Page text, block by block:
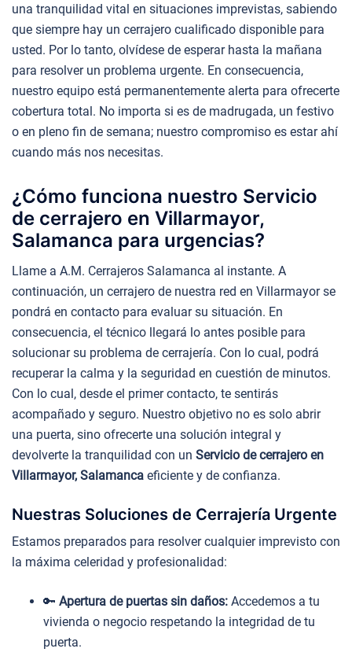
una tranquilidad vital en situaciones imprevistas, sabiendo
que siempre hay un cerrajero cualificado disponible para
usted. Por lo tanto, olvídese de esperar hasta la mañana
para resolver un problema urgente. En consecuencia,
nuestro equipo está permanentemente alerta para ofrecerte
cobertura total. No importa si es de madrugada, un festivo
o en pleno fin de semana; nuestro compromiso es estar ahí
cuando más nos necesitas.
¿Cómo funciona nuestro Servicio
de cerrajero en Villarmayor,
Salamanca para urgencias?
Llame a A.M. Cerrajeros Salamanca al instante. A
continuación, un cerrajero de nuestra red en Villarmayor se
pondrá en contacto para evaluar su situación. En
consecuencia, el técnico llegará lo antes posible para
solucionar su problema de cerrajería. Con lo cual, podrá
recuperar la calma y la seguridad en cuestión de minutos.
Con lo cual, desde el primer contacto, te sentirás
acompañado y seguro. Nuestro objetivo no es solo abrir
una puerta, sino ofrecerte una solución integral y
devolverte la tranquilidad con un Servicio de cerrajero en
Villarmayor, Salamanca eficiente y de confianza.
Nuestras Soluciones de Cerrajería Urgente
Estamos preparados para resolver cualquier imprevisto con
la máxima celeridad y profesionalidad:
🔑 Apertura de puertas sin daños: Accedemos a tu
vivienda o negocio respetando la integridad de tu
puerta.